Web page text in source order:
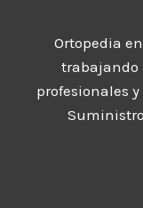
Ortopedia
trabajando
profesionales